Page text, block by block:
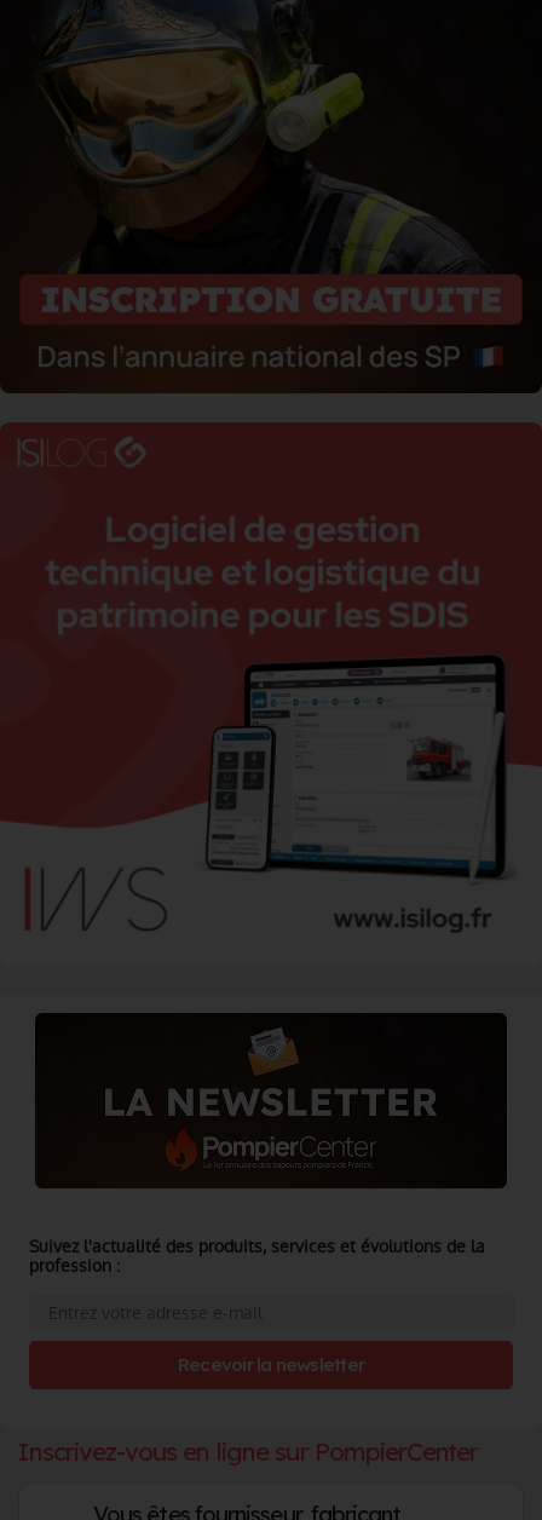
Inscrivez-vous en ligne sur PompierCenter
Suivez l'actualité des produits, services et évolutions de la
profession :
Recevoir la newsletter